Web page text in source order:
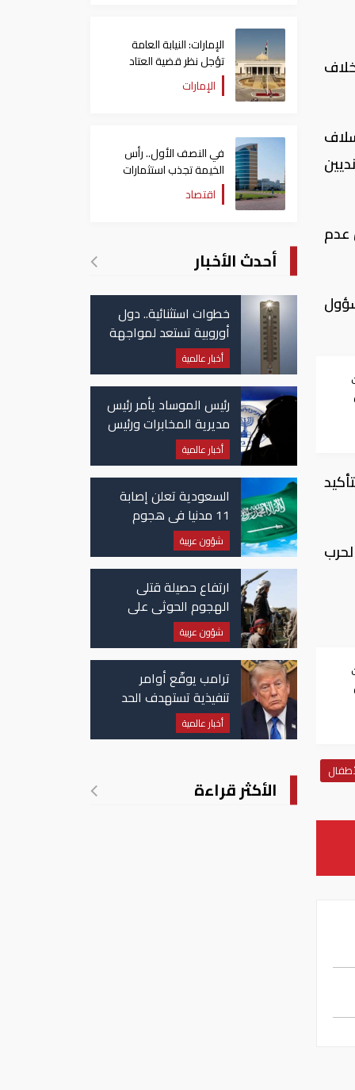
عدم
الإمارات: النيابة العامة
تؤجل نظر قضية العتاد
العسكري للسودان
الإمارات
في النصف الأول.. رأس
الخيمة تجذب استثمارات
تتجاوز 771 مليون درهماقتصاد
أحدث الأخبار
خطوات استثنائية.. دول
أوروبية تستعد لمواجهة
موجة حر غير مسبوقة
أخبار عالمية
رئيس الموساد يأمر رئيس
مديرية المخابرات ورئيس
قسم إيران بالاستقالة
أخبار عالمية
السعودية تعلن إصابة
11 مدنيا في هجوم
حوثي على نجران
شؤون عربية
ارتفاع حصيلة قتلى
الهجوم الحوثي على
قتيلًا وعشرات الجرحى
شؤون عربية
ترامب يوقّع أوامر
تنفيذية تستهدف الحد
من منح الجنسية
الأمريكية بالولادة
أخبار عالمية
الأكثر قراءة